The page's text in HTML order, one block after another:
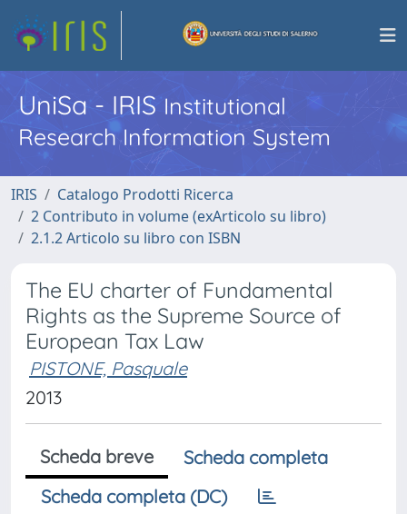
UniSa - IRISInstitutional
Research Information System
IRIS
Catalogo Prodotti Ricerca
2 Contributo in volume (exArticolo su libro)
2.1.2 Articolo su libro con ISBN
The EU charter of Fundamental
Rights as the Supreme Source of
European Tax Law
PISTONE, Pasquale
2013
Scheda breve
Scheda completa
Scheda completa (DC)